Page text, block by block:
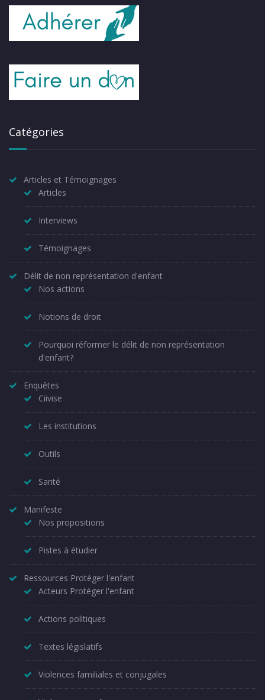
Catégories
Articles et Témoignages
Articles
Interviews
Témoignages
Délit de non représentation d'enfant
Nos actions
Notions de droit
Pourquoi réformer le délit de non représentation
d'enfant?
Enquêtes
Ciivise
Les institutions
Outils
Santé
Manifeste
Nos propositions
Pistes à étudier
Ressources Protéger l'enfant
Acteurs Protéger l'enfant
Actions politiques
Textes législatifs
Violences familiales et conjugales